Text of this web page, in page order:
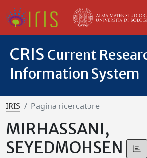
CRIS Current
Information System
IRIS Pagina ricercatore
MIRHASSANI,
SEYEDMOHSEN